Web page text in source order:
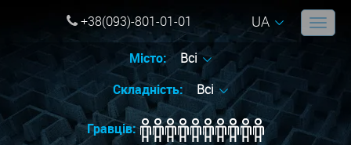
+38(093)-801-01-01 UA
Місто:
Всі
Складність:
Всі
Гравців: